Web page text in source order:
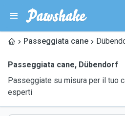
Passeggiata cane
Passeggiata cane, Dübendorf
Passeggiate su misura per il tuo
esperti